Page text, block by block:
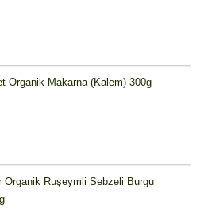
Organik Makarna (Kalem) 300g
Organik Ruşeymli Sebzeli Burgu